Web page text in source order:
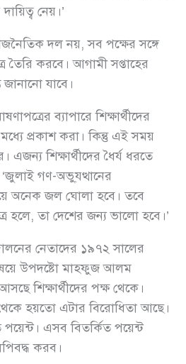
নেয়।’
দল নয়, সব পক্ষের সঙ্গে
তৈরি করবে। আগামী সপ্তাহের
যাবে।
ব্যাপারে শিক্ষার্থীদের
প্রকাশ করা। কিন্তু এই সময়
এজন্য শিক্ষার্থীদের ধৈর্য ধরতে
গণ-অভু্যত্থানের
অনেক জল ঘোলা হবে। তবে
হলে, তা দেশের জন্য ভালো হবে।’
নেতাদের ১৯৭২ সালের
উপদষ্টো মাহফুজ আলম
শিক্ষার্থীদের পক্ষ থেকে।
হয়তো এটার বিরোধিতা আছে।
এসব বিতর্কিত পয়েন্ট
করব।